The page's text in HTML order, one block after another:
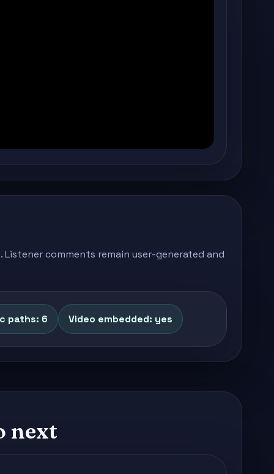
comments remain user-generated and
paths: 6 Video embedded: yes
next